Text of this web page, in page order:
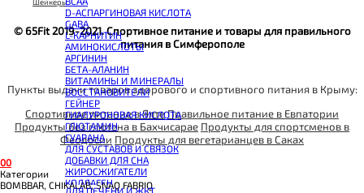
D-АСПАРГИНОВАЯ КИСЛОТА
GABA
L-КАРНИТИН
АМИНОКИСЛОТЫ
АРГИНИН
БЕТА-АЛАНИН
ВИТАМИНЫ И МИНЕРАЛЫ
ВОССТАНОВИТЕЛИ
ГЕЙНЕР
ГИАЛУРОНОВАЯ КИСЛОТА
ГЛЮТАМИН
ГУАРАНА
ДЛЯ СУСТАВОВ И СВЯЗОК
ДОБАВКИ ДЛЯ СНА
ЖИРОСЖИГАТЕЛИ
КОЛЛАГЕН
ДЛЯ ПЕЧЕНИ И ЖКТ
© 65Fit 2019-2021. Спортивное питание и товары для правильного
питания в Симферополе
Пункты выдачи товаров здорового и спортивного питания в Крыму:
Спортивное питание в ЯлтеПравильное питание в Евпатории
Продукты без глютена в Бахчисарае Продукты для спортсменов в
Феодосии Продукты для вегетарианцев в Саках
00
Категории
BOMBBAR, CHIKALAB, SNAQ FABRIQ